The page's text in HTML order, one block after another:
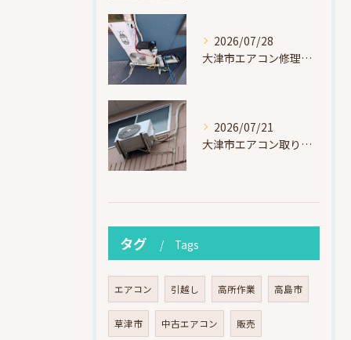
2026/07/28
大津市エアコン修理｜冷媒漏れを特定！高所作業で東芝RAS-F221ARTを修理・ガスチャージ
2026/07/21
大津市エアコン取り付け｜他社で断られたマンション3階の壁面アングル高所作業（ハイセンス HA-J22H-W・プレジーオビワコ）
タグ Tags
エアコン 引越し 高所作業 高島市
草津市 中古エアコン 販売